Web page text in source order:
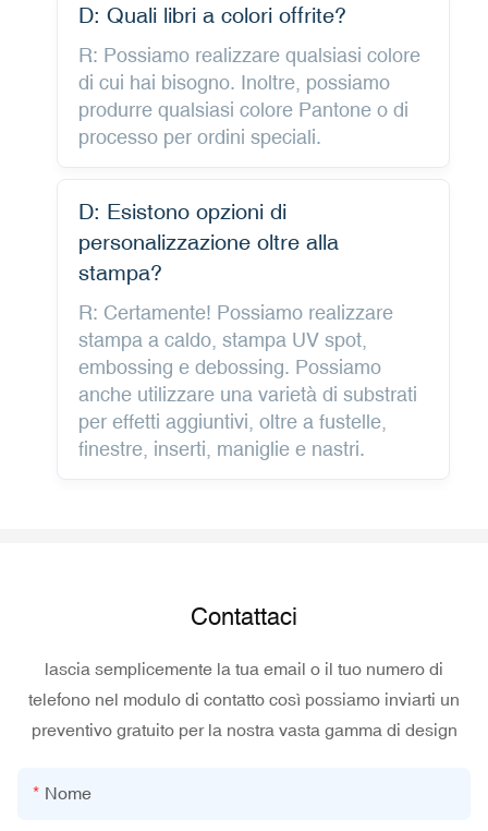
D: Quali libri a colori offrite?
R: Possiamo realizzare qualsiasi colore
di cui hai bisogno. Inoltre, possiamo
produrre qualsiasi colore Pantone o di
processo per ordini speciali.
D: Esistono opzioni di
personalizzazione oltre alla
stampa?
R: Certamente! Possiamo realizzare
stampa a caldo, stampa UV spot,
embossing e debossing. Possiamo
anche utilizzare una varietà di substrati
per effetti aggiuntivi, oltre a fustelle,
finestre, inserti, maniglie e nastri.
Contattaci
lascia semplicemente la tua email o il tuo numero di
telefono nel modulo di contatto così possiamo inviarti un
preventivo gratuito per la nostra vasta gamma di design
Nome